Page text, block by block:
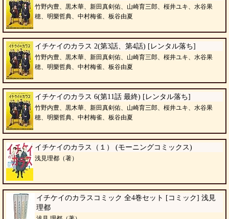
竹野内豊、黒木華、新田真剣佑、山崎育三郎、桜井ユキ、水谷果
穂、明樂哲典、中村梅雀、板谷由夏
イチケイのカラス 2(第3話、第4話) [レンタル落ち]
竹野内豊、黒木華、新田真剣佑、山崎育三郎、桜井ユキ、水谷果
穂、明樂哲典、中村梅雀、板谷由夏
イチケイのカラス 6(第11話 最終) [レンタル落ち]
竹野内豊、黒木華、新田真剣佑、山崎育三郎、桜井ユキ、水谷果
穂、明樂哲典、中村梅雀、板谷由夏
イチケイのカラス（１） (モーニングコミックス)
浅見理都（著）
イチケイのカラスコミック 全4巻セット [コミック] 浅見
理都